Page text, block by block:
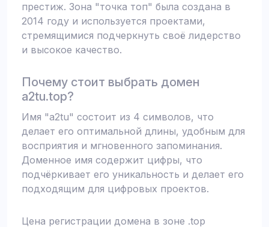
престиж. Зона "точка топ" была создана в
2014 году и используется проектами,
стремящимися подчеркнуть своё лидерство
и высокое качество.
Почему стоит выбрать домен
a2tu.top?
Имя "a2tu" состоит из 4 символов, что
делает его оптимальной длины, удобным для
восприятия и мгновенного запоминания.
Доменное имя содержит цифры, что
подчёркивает его уникальность и делает его
подходящим для цифровых проектов.
Цена регистрации домена в зоне .top